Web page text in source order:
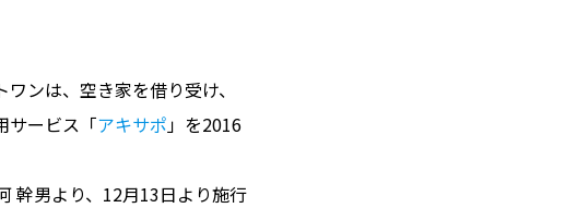
ンは、空き家を借り受け、
サービス「アキサポ」を2016
幹男より、12月13日より施行